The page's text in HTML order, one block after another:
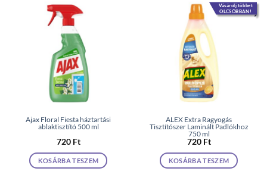
Ajax Floral Fiesta háztartási
ablaktisztító 500 ml
720 Ft
KOSÁRBA TESZEM
Vásárolj többet
OLCSÓBBAN!
ALEX Extra Ragyogás
Tisztítószer Laminált Padlókhoz
750 ml
720 Ft
KOSÁRBA TESZEM